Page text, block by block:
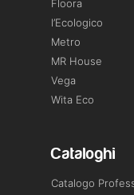
Floora
l’Ecologico
Metro
MR House
Vega
Wita Eco
Cataloghi
Catalogo